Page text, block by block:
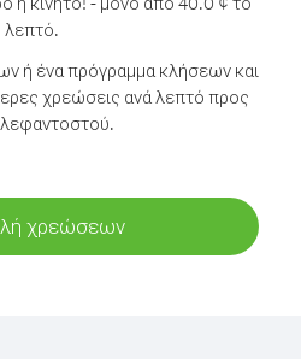
λεπτό.
ή ένα πρόγραμμα κλήσεων και
χρεώσεις ανά λεπτό προς
χρεώσεων